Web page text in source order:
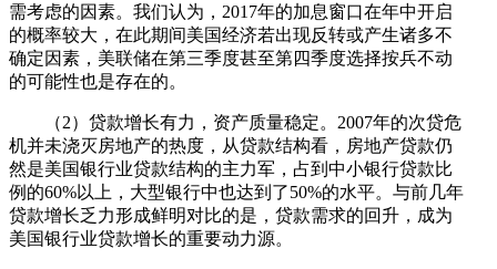
需考虑的因素。我们认为，2017年的加息窗口在年中开启
的概率较大，在此期间美国经济若出现反转或产生诸多不
确定因素，美联储在第三季度甚至第四季度选择按兵不动
的可能性也是存在的。
（2）贷款增长有力，资产质量稳定。2007年的次贷危
机并未浇灭房地产的热度，从贷款结构看，房地产贷款仍
然是美国银行业贷款结构的主力军，占到中小银行贷款比
例的60%以上，大型银行中也达到了50%的水平。与前几年
贷款增长乏力形成鲜明对比的是，贷款需求的回升，成为
美国银行业贷款增长的重要动力源。